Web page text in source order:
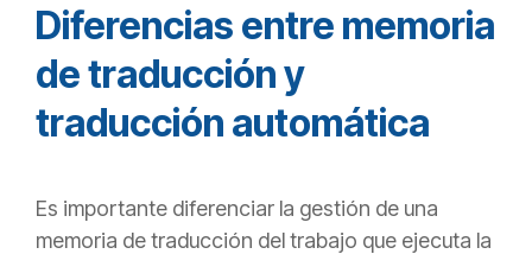
Diferencias entre memoria
de traducción y
traducción automática
Es importante diferenciar la gestión de una
memoria de traducción del trabajo que ejecuta la